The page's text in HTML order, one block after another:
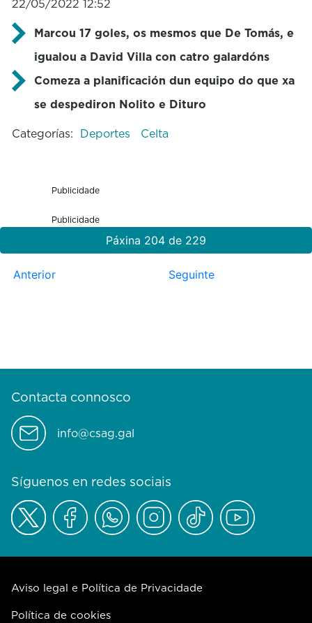
22/05/2022 12:52
Marcou 17 goles, os mesmos que De Tomás, e
igualou a David Villa con catro galardóns
Comeza a planificación dun equipo do que xa
se despediron Nolito e Dituro
Categorías: Deportes Celta
Publicidade
Publicidade
Páxina 204 de 229
Anterior Seguinte
Contacta connosco
info@csag.gal
Síguenos en redes sociais
Aviso legal e Política de Privacidade
Política de cookies